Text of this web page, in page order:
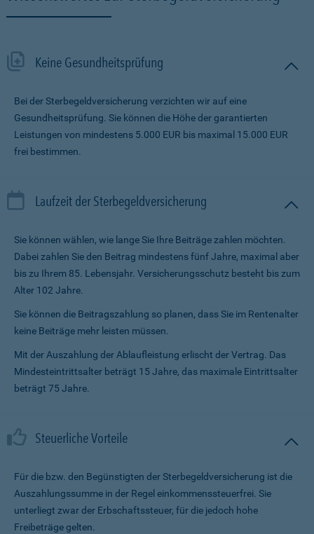
Keine Gesundheitsprüfung
Bei der Sterbegeldversicherung verzichten wir auf eine
Gesundheitsprüfung. Sie können die Höhe der garantierten
Leistungen von mindestens 5.000 EUR bis maximal 15.000 EUR
frei bestimmen.
Laufzeit der Sterbegeldversicherung
Sie können wählen, wie lange Sie Ihre Beiträge zahlen möchten.
Dabei zahlen Sie den Beitrag mindestens fünf Jahre, maximal aber
bis zu Ihrem 85. Lebensjahr. Versicherungsschutz besteht bis zum
Alter 102 Jahre.
Sie können die Beitragszahlung so planen, dass Sie im Renten­alter
keine Beiträge mehr leisten müssen.
Mit der Auszahlung der Ablaufleistung erlischt der Vertrag. Das
Mindesteintrittsalter beträgt 15 Jahre, das maximale Eintrittsalter
beträgt 75 Jahre.
Steuerliche Vorteile
Für die bzw. den Begünstigten der Sterbegeldversicherung ist die
Auszahlungssumme in der Regel einkommenssteuerfrei. Sie
unterliegt zwar der Erbschaftssteuer, für die jedoch hohe
Freibeträge gelten.